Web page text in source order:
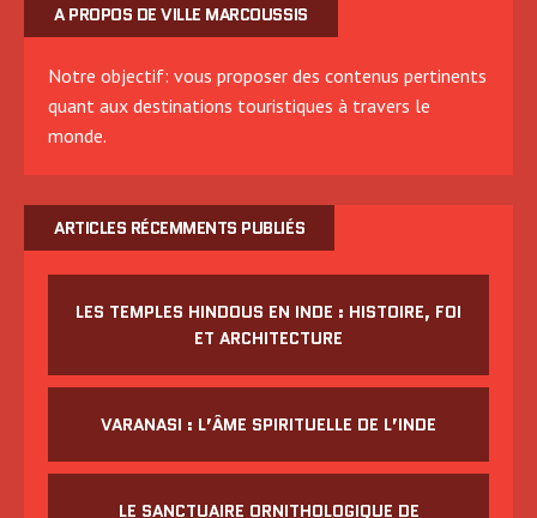
A PROPOS DE VILLE MARCOUSSIS
Notre objectif: vous proposer des contenus pertinents
quant aux destinations touristiques à travers le
monde.
ARTICLES RÉCEMMENTS PUBLIÉS
LES TEMPLES HINDOUS EN INDE : HISTOIRE, FOI
ET ARCHITECTURE
VARANASI : L’ÂME SPIRITUELLE DE L’INDE
LE SANCTUAIRE ORNITHOLOGIQUE DE